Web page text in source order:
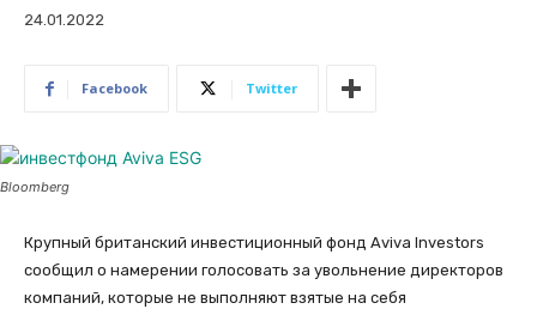
24.01.2022
Facebook Twitter
Bloomberg
Крупный британский инвестиционный фонд Aviva Investors
сообщил о намерении голосовать за увольнение директоров
компаний, которые не выполняют взятые на себя